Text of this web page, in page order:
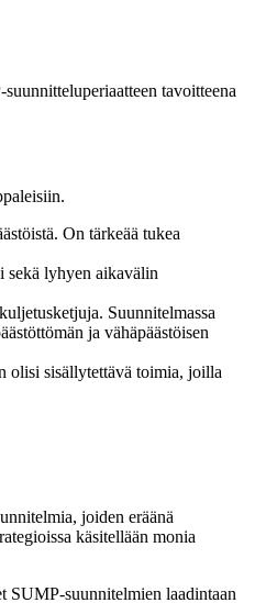
tavoitteena
On tärkeää tukea
sekä lyhyen aikavälin
Suunnitelmassa
ja vähäpäästöisen
olisi sisällytettävä toimia, joilla
joiden eräänä
käsitellään monia
SUMP-suunnitelmien laadintaan